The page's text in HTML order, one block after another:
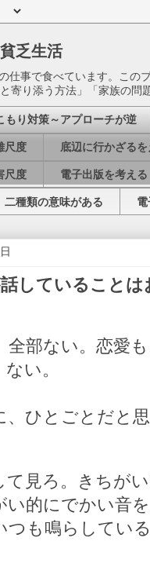
乏生活
仕事で食べています。この
寄り添う方法」「家族の問
もり対策～アプローチが逆
尺度 底辺に行かざる
尺度 電子出版を考える
二種類の意味がある
していること
全部ない。恋愛
い。
、ひとごとだと
て見ろ。きちが
い的にでかい音
つも鳴らしてい